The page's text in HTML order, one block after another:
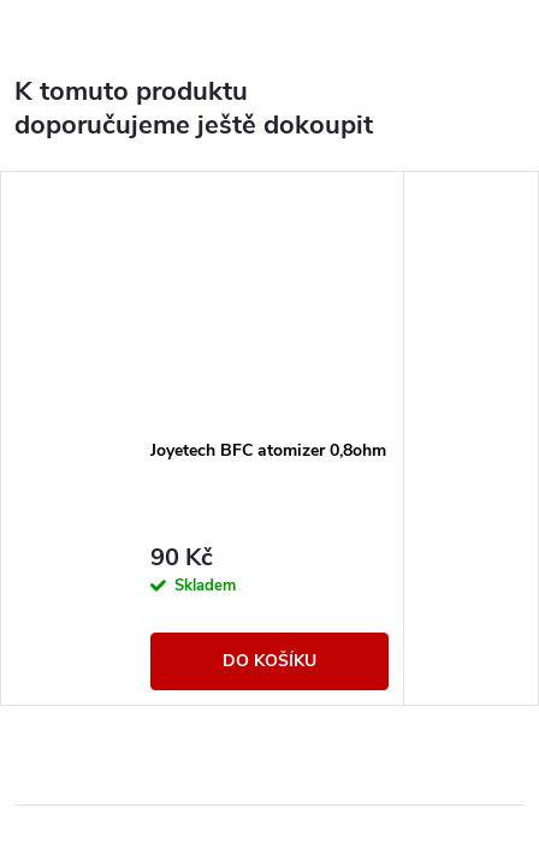
K tomuto produktu
doporučujeme ještě dokoupit
Joyetech BFC atomizer 0,8ohm
90 Kč
Skladem
DO KOŠÍKU